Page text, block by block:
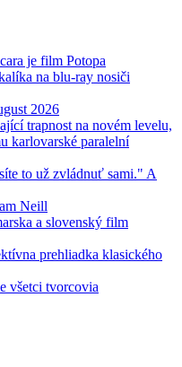
je film Potopa
na blu-ray nosiči
2026
trapnost na novém levelu,
karlovarské paralelní
to už zvládnuť sami." A
Neill
a slovenský film
prehliadka klasického
všetci tvorcovia